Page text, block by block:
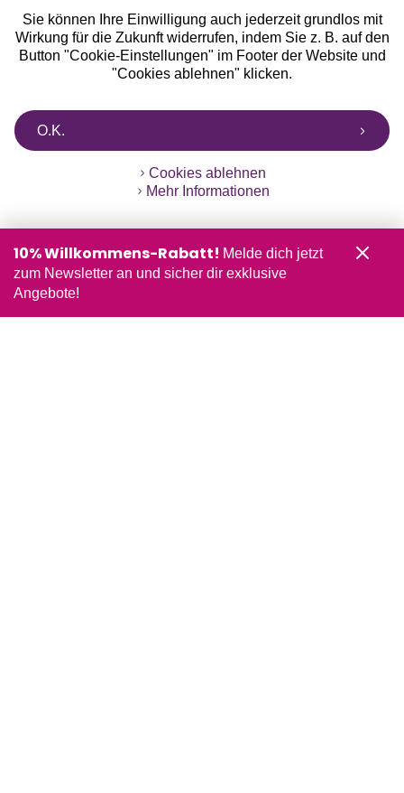
Sie können Ihre Einwilligung auch jederzeit grundlos mit
Wirkung für die Zukunft widerrufen, indem Sie z. B. auf den
Button "Cookie-Einstellungen" im Footer der Website und
"Cookies ablehnen" klicken.
O.K.
Cookies ablehnen
Mehr Informationen
10% Willkommens-Rabatt! Melde dich jetzt
zum Newsletter an und sicher dir exklusive
Angebote!